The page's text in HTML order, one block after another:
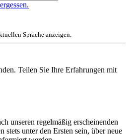
Sprache anzeigen.
Teilen Sie Ihre Erfahrungen mit
unseren regelmäßig erscheinenden
stets unter den Ersten sein, über neue